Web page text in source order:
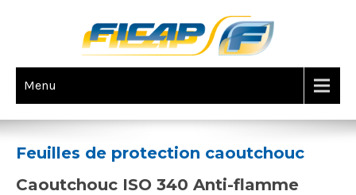
Menu
Feuilles de protection caoutchouc
Caoutchouc ISO 340 Anti-flamme